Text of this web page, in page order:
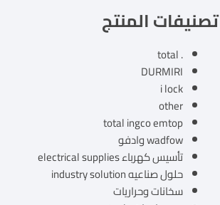
تصنيفات المنتج
. total
DURMIRI
i lock
other
total ingco emtop
wadfow وادفو
تأسيس كهرباء electrical supplies
حلول صناعيه industry solution
سخانات وحراريات